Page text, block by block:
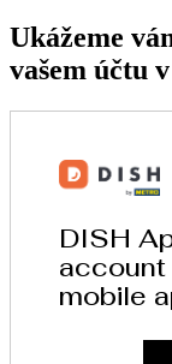
Ukážeme
vašem účtu